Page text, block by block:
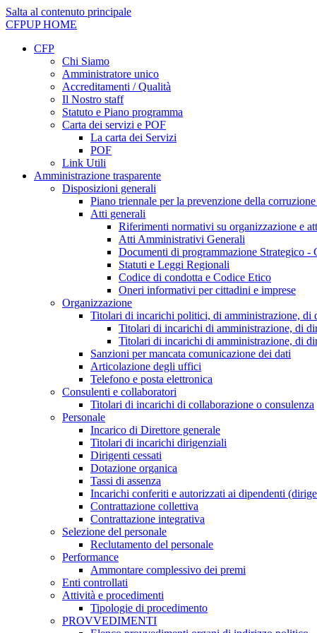
Salta al contenuto principale
CFPUPHOME
CFP
Chi Siamo
Amministratore unico
Accreditamenti / Qualità
Il Nostro staff
Statuto e Piano programma
Carta dei servizi e POF
La carta dei Servizi
POF
Link Utili
Amministrazione trasparente
Disposizioni generali
Piano triennale per la prevenzione della corruzione
Atti generali
Riferimenti normativi su organizzazione e
Atti Amministrativi Generali
Documenti di programmazione Strategico -
Statuti e Leggi Regionali
Codice di condotta e Codice Etico
Oneri informativi per cittadini e imprese
Organizzazione
Titolari di incarichi politici, di amministrazione, di
Titolari di incarichi di amministrazione, di
Titolari di incarichi di amministrazione, di
Sanzioni per mancata comunicazione dei dati
Articolazione degli uffici
Telefono e posta elettronica
Consulenti e collaboratori
Titolari di incarichi di collaborazione o consulenza
Personale
Incarico di Direttore generale
Titolari di incarichi dirigenziali
Dirigenti cessati
Dotazione organica
Tassi di assenza
Incarichi conferiti e autorizzati ai dipendenti
Contrattazione collettiva
Contrattazione integrativa
Selezione del personale
Reclutamento del personale
Performance
Ammontare complessivo dei premi
Enti controllati
Attività e procedimenti
Tipologie di procedimento
PROVVEDIMENTI